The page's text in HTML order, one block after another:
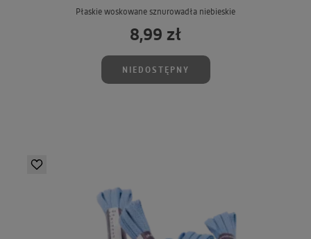
Płaskie woskowane sznurowadła niebieskie
8,99 zł
NIEDOSTĘPNY